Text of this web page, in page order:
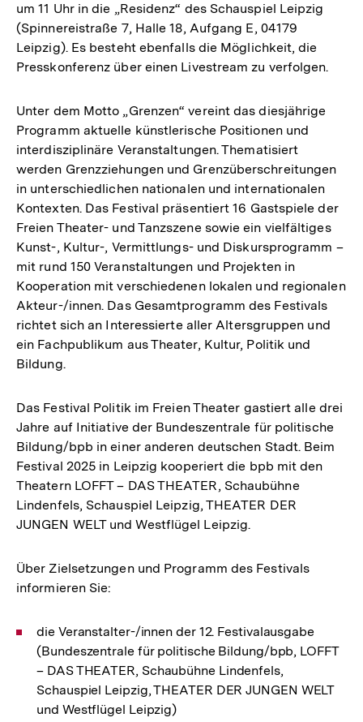
um 11 Uhr in die „Residenz“ des Schauspiel Leipzig
(Spinnereistraße 7, Halle 18, Aufgang E, 04179
Leipzig). Es besteht ebenfalls die Möglichkeit, die
Presskonferenz über einen Livestream zu verfolgen.
Unter dem Motto „Grenzen“ vereint das diesjährige
Programm aktuelle künstlerische Positionen und
interdisziplinäre Veranstaltungen. Thematisiert
werden Grenzziehungen und Grenzüberschreitungen
in unterschiedlichen nationalen und internationalen
Kontexten. Das Festival präsentiert 16 Gastspiele der
Freien Theater- und Tanzszene sowie ein vielfältiges
Kunst-, Kultur-, Vermittlungs- und Diskursprogramm –
mit rund 150 Veranstaltungen und Projekten in
Kooperation mit verschiedenen lokalen und regionalen
Akteur-/innen. Das Gesamtprogramm des Festivals
richtet sich an Interessierte aller Altersgruppen und
ein Fachpublikum aus Theater, Kultur, Politik und
Bildung.
Das Festival Politik im Freien Theater gastiert alle drei
Jahre auf Initiative der Bundeszentrale für politische
Bildung/bpb in einer anderen deutschen Stadt. Beim
Festival 2025 in Leipzig kooperiert die bpb mit den
Theatern LOFFT – DAS THEATER, Schaubühne
Lindenfels, Schauspiel Leipzig, THEATER DER
JUNGEN WELT und Westflügel Leipzig.
Über Zielsetzungen und Programm des Festivals
informieren Sie:
die Veranstalter-/innen der 12. Festivalausgabe
(Bundeszentrale für politische Bildung/bpb, LOFFT
– DAS THEATER, Schaubühne Lindenfels,
Schauspiel Leipzig, THEATER DER JUNGEN WELT
und Westflügel Leipzig)